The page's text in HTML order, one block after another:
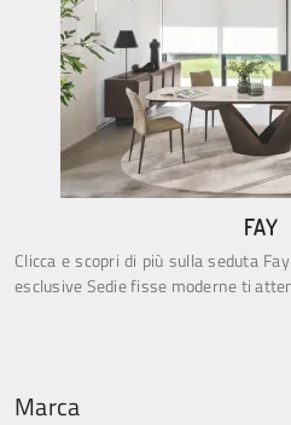
FAY
Clicca e scopri di più sulla seduta
esclusive Sedie fisse moderne ti
Marca